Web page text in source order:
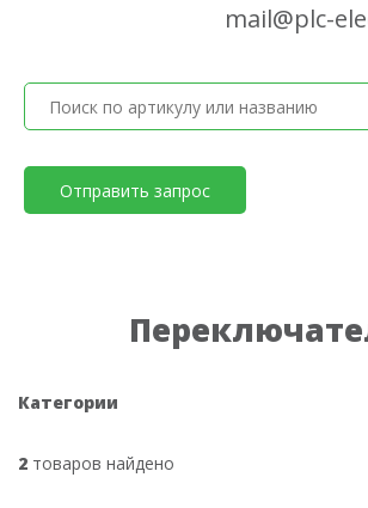
mail@plc-
Отправить запрос
Категории
2 товаров найдено